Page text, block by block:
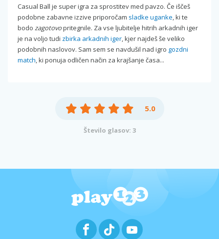
Casual Ball je super igra za sprostitev med pavzo. Če iščeš
podobne zabavne izzive priporočam sladke uganke, ki te
bodo zagotovopritegnile. Za vse ljubitelje hitrih arkadnih iger
je na voljo tudi zbirka arkadnih iger, kjer najdeš še veliko
podobnih naslovov. Sam sem se navdušil nad igro gozdni
match, ki ponuja odličen način za krajšanje časa...
5.0
Število glasov: 3